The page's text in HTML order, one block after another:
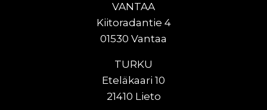
VANTAA
Kiitoradantie 4
01530 Vantaa
TURKU
Eteläkaari 10
21410 Lieto